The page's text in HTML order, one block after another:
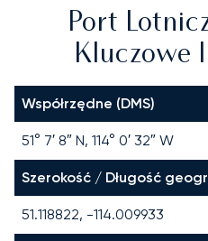
Port
Kluczowe
Współrzędne (DMS)
51° 7′ 8″ N, 114° 0′ 32″ W
Szerokość / Długość
51.118822, -114.009933